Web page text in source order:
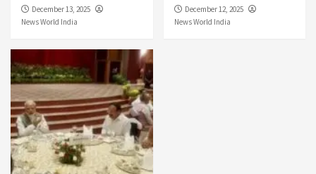
December 13, 2025
News World India
December 12, 2025
News World India